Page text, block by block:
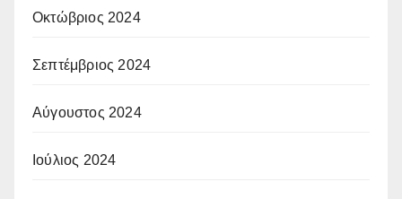
Οκτώβριος 2024
Σεπτέμβριος 2024
Αύγουστος 2024
Ιούλιος 2024